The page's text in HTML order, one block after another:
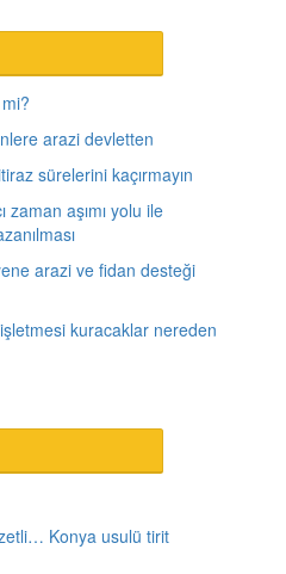
arazi devletten
sürelerini kaçırmayın
zaman aşımı yolu ile
arazi ve fidan desteği
kuracaklar nereden
Konya usulü tirit